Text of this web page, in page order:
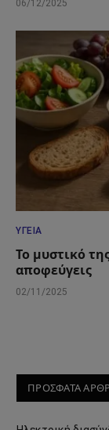
06/12/2025
ΥΓΕΊΑ
Το μυστικό
αποφεύγεις
02/11/2025
ΠΡΟΣΦΑΤΑ